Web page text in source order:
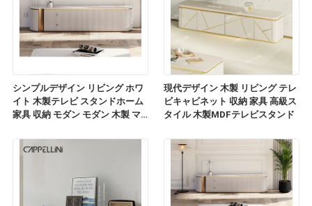
シンプルデザイン リビング ホワ
イト 木製テレビ スタンドホーム
家具 収納 モダン モダン 木製 マ
ャビネット
現代デザイン 木製 リビング テレ
ビキャビネット 収納 家具 高級ス
タイル 木製MDFテレビスタンド